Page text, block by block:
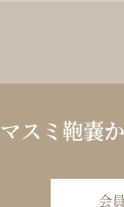
マスミ鞄嚢
会